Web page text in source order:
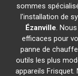
sommes
l'installation de
Ézanville.
efficaces pour
panne de
outils les plus
appareils